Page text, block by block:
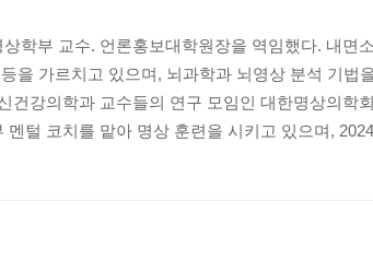
학부 교수. 언론홍보대학원장을 역임했다. 내면
을 가르치고 있으며, 뇌과학과 뇌영상 분석 기법
건강의학과 교수들의 연구 모임인 대한명상의학
멘털 코치를 맡아 명상 훈련을 시키고 있으며,